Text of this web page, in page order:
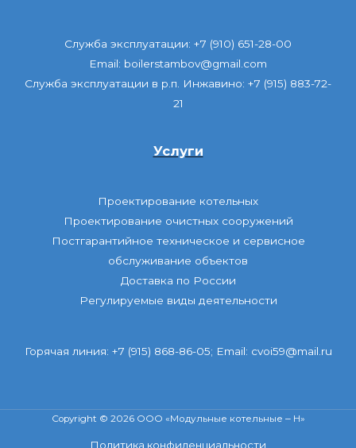
Служба эксплуатации: +7 (910) 651-28-00
Email: boilerstambov@gmail.com
Служба эксплуатации в р.п. Инжавино: +7 (915) 883-72-
21
Услуги
Проектирование котельных
Проектирование очистных сооружений
Постгарантийное техническое и сервисное
обслуживание объектов
Доставка по России
Регулируемые виды деятельности
Горячая линия: +7 (915) 868-86-05; Email: cvoi59@mail.ru
Copyright © 2026 ООО «Модульные котельные ‒ Н»
Политика конфиденциальности